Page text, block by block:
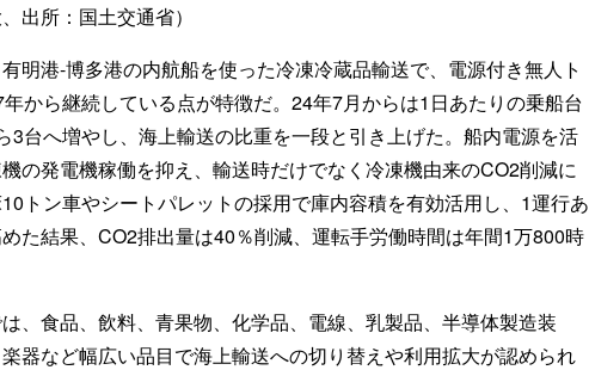
出所：国土交通省）
明港-博多港の内航船を使った冷凍冷蔵品輸送で、電源付き無人ト
から継続している点が特徴だ。24年7月からは1日あたりの乗船台
3台へ増やし、海上輸送の比重を一段と引き上げた。船内電源を活
の発電機稼働を抑え、輸送時だけでなく冷凍機由来のCO2削減に
トン車やシートパレットの採用で庫内容積を有効活用し、1運行あ
た結果、CO2排出量は40％削減、運転手労働時間は年間1万800時
、食品、飲料、青果物、化学品、電線、乳製品、半導体製造装
器など幅広い品目で海上輸送への切り替えや利用拡大が認められ